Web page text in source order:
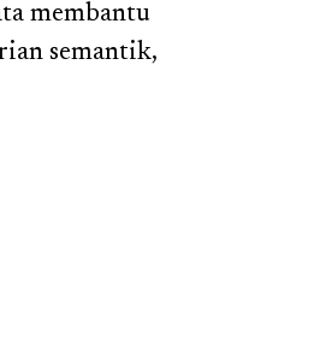
membantu
semantik,